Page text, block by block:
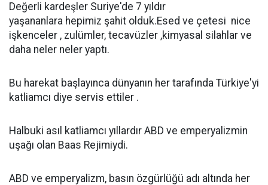
Değerli kardeşler Suriye'de 7 yıldır
yaşananlara hepimiz şahit olduk.Esed ve çetesi nice
işkenceler , zulümler, tecavüzler ,kimyasal silahlar ve
daha neler neler yaptı.
Bu harekat başlayınca dünyanın her tarafında Türkiye'yi
katliamcı diye servis ettiler .
Halbuki asıl katliamcı yıllardır ABD ve emperyalizmin
uşağı olan Baas Rejimiydi.
ABD ve emperyalizm, basın özgürlüğü adı altında her